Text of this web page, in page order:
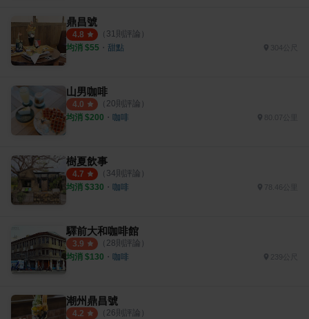
鼎昌號
4.8 （ 31 則評論）
均消 $55 ・ 甜點 304公尺
山男咖啡
4.0 （ 20則評論）
均消 $200 ・ 咖啡
樹夏飲事
4.7 （ 34則評論）
均消 $330 ・ 咖啡 78.46公里
驛前大和咖啡館
3.9 （ 28則評論）
均消 $130 ・ 咖啡
潮州鼎昌號
4.2 （ 26則評論）